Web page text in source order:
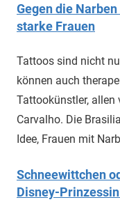
Gegen die
starke Frauen
Tattoos sind nicht
können auch
Tattookünstler, allen
Carvalho. Die
Idee, Frauen mit
Schneewittchen
Disney-